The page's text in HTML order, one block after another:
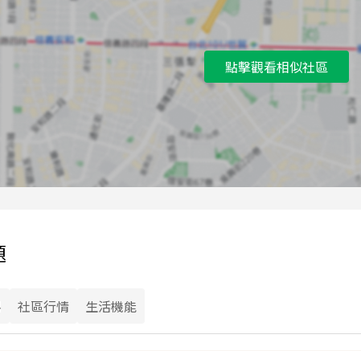
長榮中原路
忠義國小公
E 長榮中原
忠義國小公
點擊觀看相似社區
社區行情 生活機能